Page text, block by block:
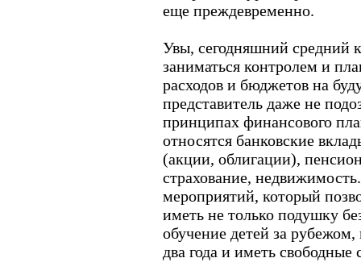
еще преждевременно.
Увы, сегодняшний средний
заниматься контролем и
расходов и бюджетов на
представитель даже не
принципах финансового
относятся банковские
(акции, облигации),
страхование,
мероприятий, который
иметь не только подушку
обучение детей за
два года и иметь свободные